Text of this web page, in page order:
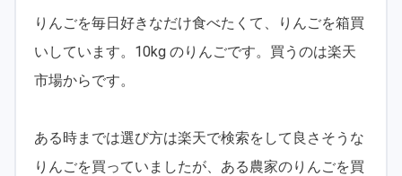
りんごを毎日好きなだけ食べたくて、りんごを箱買
いしています。10kg のりんごです。買うのは楽天
市場からです。
ある時までは選び方は楽天で検索をして良さそうな
りんごを買っていましたが、ある農家のりんごを買